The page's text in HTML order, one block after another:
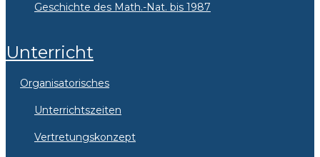
Geschichte des Math.-Nat. bis 1987
Unterricht
Organisatorisches
Unterrichtszeiten
Vertretungskonzept